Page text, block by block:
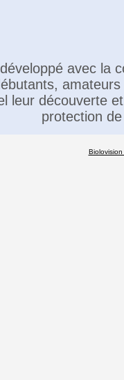
avec la
leur découverte
protection
Biolovision